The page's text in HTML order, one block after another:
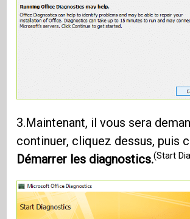
3.Maintenant, il vous sera
continuer, cliquez dessus, puis
Démarrer les diagnostics.(Start